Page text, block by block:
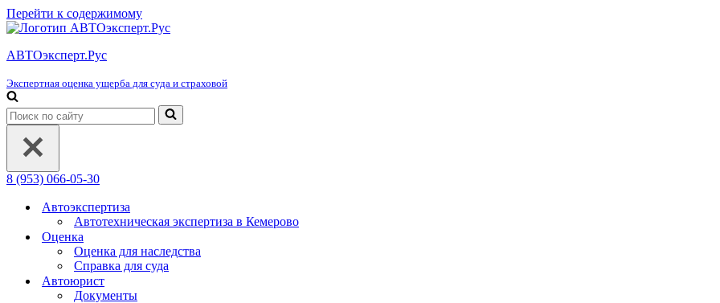
Перейти к содержимому
АВТОэксперт.Рус
Экспертная оценка ущерба для суда и страховой
Искать...
8 (953) 066-05-30
Автоэкспертиза
Автотехническая экспертиза в Кемерово
Оценка
Оценка для наследства
Справка для суда
Автоюрист
Документы